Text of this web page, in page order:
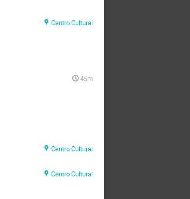
Centro Cultural
45m
Centro Cultural
Centro Cultural